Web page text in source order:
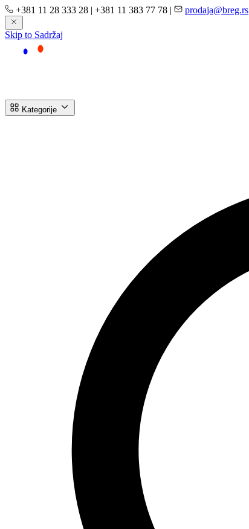
+381 11 28 333 28 | +381 11 383 77 78 | prodaja@breg.rs
Skip to Sadržaj
Kategorije